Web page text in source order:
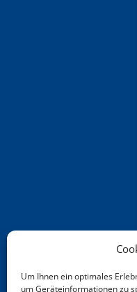
Um Ihnen ein optimales
um Geräteinformationen zu